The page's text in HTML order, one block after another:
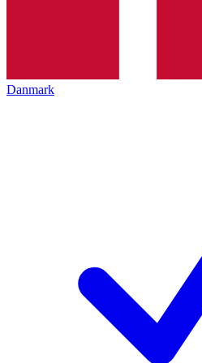
Danmark